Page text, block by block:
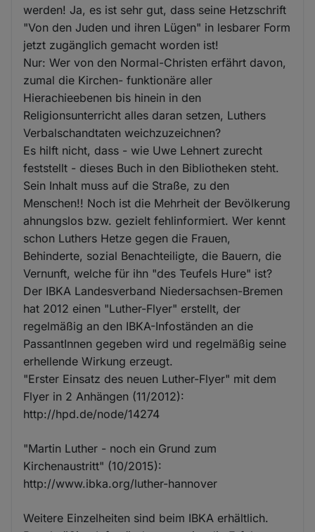
werden! Ja, es ist sehr gut, dass seine Hetzschrift
"Von den Juden und ihren Lügen" in lesbarer Form
jetzt zugänglich gemacht worden ist!
Nur: Wer von den Normal-Christen erfährt davon,
zumal die Kirchen- funktionäre aller
Hierachieebenen bis hinein in den
Religionsunterricht alles daran setzen, Luthers
Verbalschandtaten weichzuzeichnen?
Es hilft nicht, dass - wie Uwe Lehnert zurecht
feststellt - dieses Buch in den Bibliotheken steht.
Sein Inhalt muss auf die Straße, zu den
Menschen!! Noch ist die Mehrheit der Bevölkerung
ahnungslos bzw. gezielt fehlinformiert. Wer kennt
schon Luthers Hetze gegen die Frauen,
Behinderte, sozial Benachteiligte, die Bauern, die
Vernunft, welche für ihn "des Teufels Hure" ist?
Der IBKA Landesverband Niedersachsen-Bremen
hat 2012 einen "Luther-Flyer" erstellt, der
regelmäßig an den IBKA-Infoständen an die
PassantInnen gegeben wird und regelmäßig seine
erhellende Wirkung erzeugt.
"Erster Einsatz des neuen Luther-Flyer" mit dem
Flyer in 2 Anhängen (11/2012):
http://hpd.de/node/14274
"Martin Luther - noch ein Grund zum
Kirchenaustritt" (10/2015):
http://www.ibka.org/luther-hannover
Weitere Einzelheiten sind beim IBKA erhältlich.